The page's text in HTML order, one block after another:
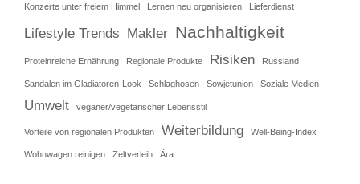
Konzerte unter freiem Himmel Lernen neu organisieren Lieferdienst
Lifestyle Trends Makler Nachhaltigkeit
Proteinreiche Ernährung Regionale Produkte Risiken Russland
Sandalen im Gladiatoren-Look Schlaghosen Sowjetunion Soziale Medien
Umwelt veganer/vegetarischer Lebensstil
Vorteile von regionalen Produkten Weiterbildung Well-Being-Index
Wohnwagen reinigen Zeltverleih Ära